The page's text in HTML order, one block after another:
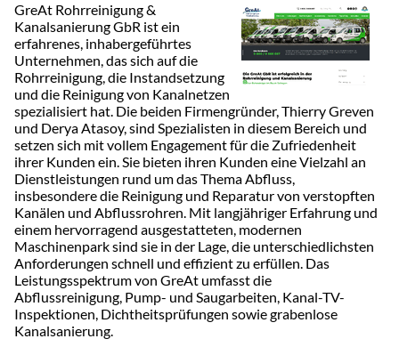
GreAt Rohrreinigung &
Kanalsanierung GbR ist ein
erfahrenes, inhabergeführtes
Unternehmen, das sich auf die
Rohrreinigung, die Instandsetzung
und die Reinigung von Kanalnetzen
spezialisiert hat. Die beiden Firmengründer, Thierry Greven
und Derya Atasoy, sind Spezialisten in diesem Bereich und
setzen sich mit vollem Engagement für die Zufriedenheit
ihrer Kunden ein. Sie bieten ihren Kunden eine Vielzahl an
Dienstleistungen rund um das Thema Abfluss,
insbesondere die Reinigung und Reparatur von verstopften
Kanälen und Abflussrohren. Mit langjähriger Erfahrung und
einem hervorragend ausgestatteten, modernen
Maschinenpark sind sie in der Lage, die unterschiedlichsten
Anforderungen schnell und effizient zu erfüllen. Das
Leistungsspektrum von GreAt umfasst die
Abflussreinigung, Pump- und Saugarbeiten, Kanal-TV-
Inspektionen, Dichtheitsprüfungen sowie grabenlose
Kanalsanierung.